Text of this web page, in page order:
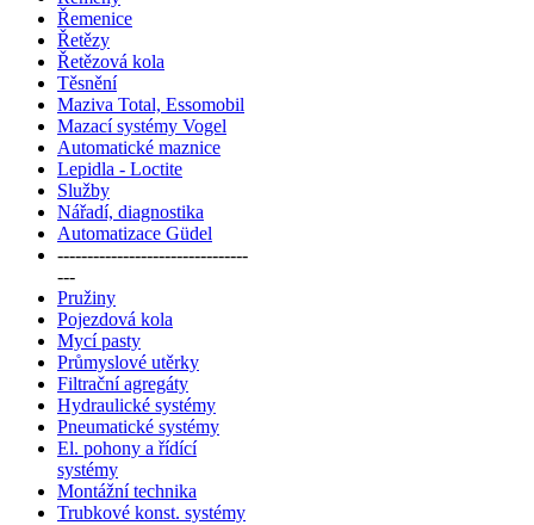
Řemenice
Řetězy
Řetězová kola
Těsnění
Maziva Total, Essomobil
Mazací systémy Vogel
Automatické maznice
Lepidla - Loctite
Služby
Nářadí, diagnostika
Automatizace Güdel
--------------------------------
---
Pružiny
Pojezdová kola
Mycí pasty
Průmyslové utěrky
Filtrační agregáty
Hydraulické systémy
Pneumatické systémy
El. pohony a řídící
systémy
Montážní technika
Trubkové konst. systémy